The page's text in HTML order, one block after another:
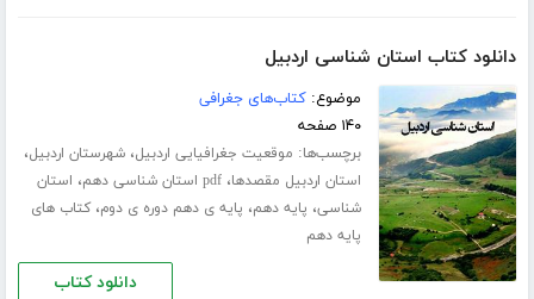
دانلود کتاب استان شناسی اردبیل
موضوع:کتاب‌های جغرافی
۱۴۰ صفحه
برچسب‌ها: موقعیت جغرافیایی اردبیل،شهرستان اردبیل،
استان اردبیل مقصدها،pdf استان شناسی دهم ، استان
شناسی، پایه دهم، پایه ی دهم دوره ی دوم،کتاب های
پایه دهم
دانلود کتاب